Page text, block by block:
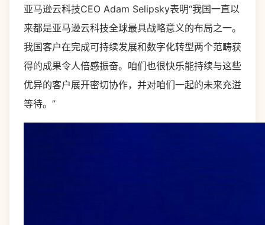
亚马逊云科技CEO Adam Selipsky表明“我国一直以
来都是亚马逊云科技全球最具战略意义的布局之一。
我国客户在完成可持续发展和数字化转型两个范畴获
得的成果令人倍感振奋。咱们也很快乐能持续与这些
优异的客户展开密切协作，并对咱们一起的未来充溢
等待。”